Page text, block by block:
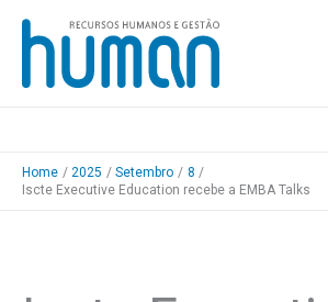
Skip
content
Home 2025 Setembro
8
Iscte Executive Education recebe a EMBA Talks